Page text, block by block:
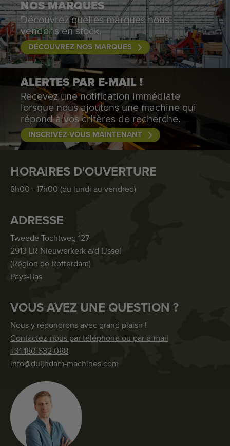
NOS MARQUES
Découvrez quelles marques nous
vendons en stock.
DÉCOUVREZ NOS MARQUES
ALERTES PAR E-MAIL !
Recevez une notification immédiate
lorsque nous ajoutons une machine qui
répond à vos critères de recherche.
INSCRIVEZ-VOUS MAINTENANT
HORAIRES D'OUVERTURE
8h00 - 17h00 (du lundi au vendred)
ADRESSE
Tweede Tochtweg 127
2913 LR Nieuwerkerk a/d IJssel
(Région de Rotterdam)
Pays-Bas
VOUS AVEZ UNE QUESTION ?
Nous y répondrons avec grand plaisir !
Contactez-nous par téléphone ou par e-mail
+31 180 632 088
info@duijndam-machines.com